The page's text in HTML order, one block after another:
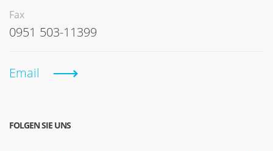
Fax
0951 503-11399
Email
FOLGEN SIE UNS